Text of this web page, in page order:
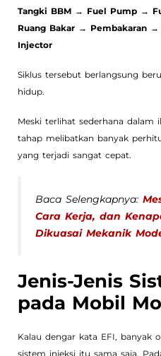
Tangki BBM → Fuel Pump →
Ruang Bakar → Pembakaran
Injector
Siklus tersebut berlangsung
hidup.
Meski terlihat sederhana dalam
tahap melibatkan banyak
yang terjadi sangat cepat.
Baca Selengkapnya:
Cara Kerja, dan
Dikuasai Mekanik
Jenis-Jenis
pada Mobil
Kalau dengar kata EFI, banyak
sistem injeksi itu sama saja.